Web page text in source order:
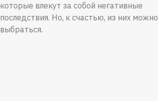
которые влекут за собой негативные
последствия. Но, к счастью, из них можно
выбраться.